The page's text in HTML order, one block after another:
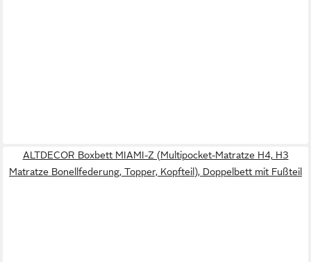
ALTDECOR Boxbett MIAMI-Z (Multipocket-Matratze H4, H3
Matratze Bonellfederung, Topper, Kopfteil), Doppelbett mit Fußteil